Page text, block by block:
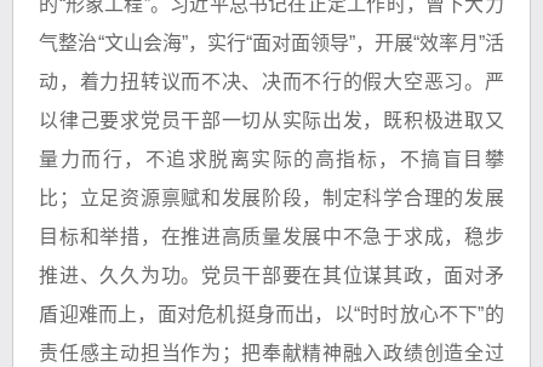
的“形象工程”。习近平总书记在正定工作时，曾下大力
气整治“文山会海”，实行“面对面领导”，开展“效率月”活
动，着力扭转议而不决、决而不行的假大空恶习。严
以律己要求党员干部一切从实际出发，既积极进取又
量力而行，不追求脱离实际的高指标，不搞盲目攀
比；立足资源禀赋和发展阶段，制定科学合理的发展
目标和举措，在推进高质量发展中不急于求成，稳步
推进、久久为功。党员干部要在其位谋其政，面对矛
盾迎难而上，面对危机挺身而出，以“时时放心不下”的
责任感主动担当作为；把奉献精神融入政绩创造全过